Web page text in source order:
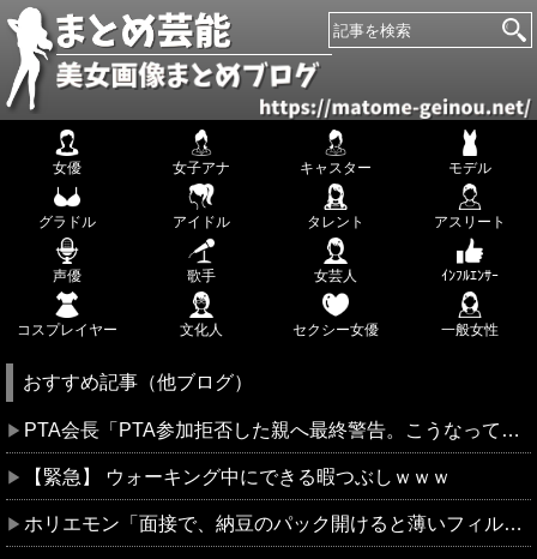
女優 女子アナ キャスター モデル
グラドル アイドル タレント アスリート
声優 歌手 女芸人 ｲﾝﾌﾙｴﾝｻｰ
コスプレイヤー 文化人 セクシー女優 一般女性
おすすめ記事（他ブログ）
PTA会長「PTA参加拒否した親へ最終警告。こうなってもいい？」
【緊急】 ウォーキング中にできる暇つぶしｗｗｗ
ホリエモン「面接で、納豆のパック開けると薄いフィルム入ってるけどあれなんのためか教えてって聞くわけ」